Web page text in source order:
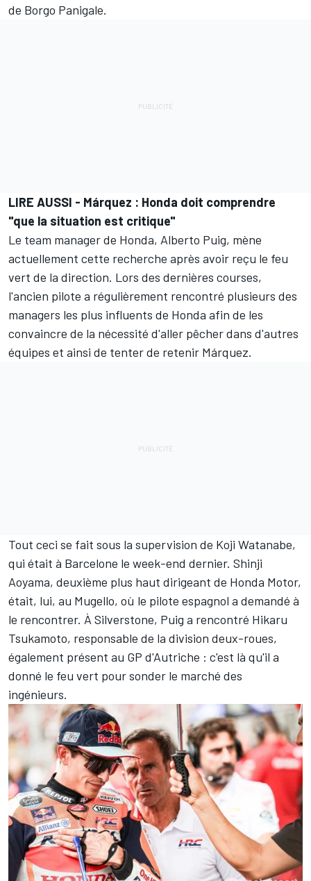
de Borgo Panigale.
LIRE AUSSI - Márquez : Honda doit comprendre
"que la situation est critique"
Le team manager de Honda, Alberto Puig, mène
actuellement cette recherche après avoir reçu le feu
vert de la direction. Lors des dernières courses,
l'ancien pilote a régulièrement rencontré plusieurs des
managers les plus influents de Honda afin de les
convaincre de la nécessité d'aller pêcher dans d'autres
équipes et ainsi de tenter de retenir Márquez.
Tout ceci se fait sous la supervision de Koji Watanabe,
qui était à Barcelone le week-end dernier. Shinji
Aoyama, deuxième plus haut dirigeant de Honda Motor,
était, lui, au Mugello, où le pilote espagnol a demandé à
le rencontrer. À Silverstone, Puig a rencontré Hikaru
Tsukamoto, responsable de la division deux-roues,
également présent au GP d'Autriche : c'est là qu'il a
donné le feu vert pour sonder le marché des
ingénieurs.